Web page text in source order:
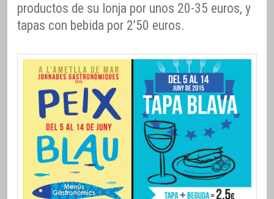
productos de su lonja por unos 20-35 euros, y
tapas con bebida por 2’50 euros.